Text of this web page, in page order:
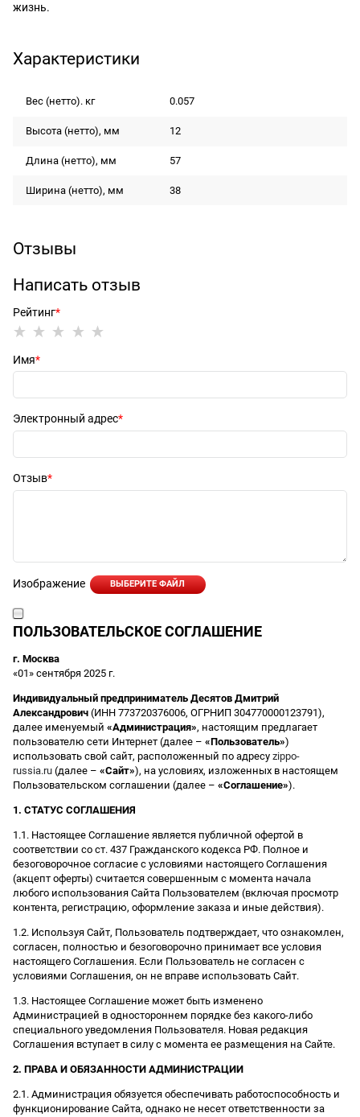
жизнь.
Характеристики
Вес (нетто). кг 0.057
Высота (нетто), мм 12
Длина (нетто), мм 57
Ширина (нетто), мм 38
Отзывы
Написать отзыв
Рейтинг
Имя
Электронный адрес
Отзыв
Изображение ВЫБЕРИТЕ ФАЙЛ
ПОЛЬЗОВАТЕЛЬСКОЕ СОГЛАШЕНИЕ
г. Москва
«01» сентября 2025 г.
Индивидуальный предприниматель Десятов Дмитрий
Александрович (ИНН 773720376006, ОГРНИП 304770000123791),
далее именуемый «Администрация», настоящим предлагает
пользователю сети Интернет (далее – «Пользователь»)
использовать свой сайт, расположенный по адресу zippo-
russia.ru (далее – «Сайт»), на условиях, изложенных в настоящем
Пользовательском соглашении (далее – «Соглашение»).
1. СТАТУС СОГЛАШЕНИЯ
1.1. Настоящее Соглашение является публичной офертой в
соответствии со ст. 437 Гражданского кодекса РФ. Полное и
безоговорочное согласие с условиями настоящего Соглашения
(акцепт оферты) считается совершенным с момента начала
любого использования Сайта Пользователем (включая просмотр
контента, регистрацию, оформление заказа и иные действия).
1.2. Используя Сайт, Пользователь подтверждает, что ознакомлен,
согласен, полностью и безоговорочно принимает все условия
настоящего Соглашения. Если Пользователь не согласен с
условиями Соглашения, он не вправе использовать Сайт.
1.3. Настоящее Соглашение может быть изменено
Администрацией в одностороннем порядке без какого-либо
специального уведомления Пользователя. Новая редакция
Соглашения вступает в силу с момента ее размещения на Сайте.
2. ПРАВА И ОБЯЗАННОСТИ АДМИНИСТРАЦИИ
2.1. Администрация обязуется обеспечивать работоспособность и
функционирование Сайта, однако не несет ответственности за